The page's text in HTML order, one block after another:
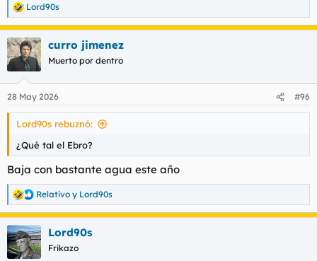
R
e
a
c
c
e
s
Lord90s
curro jimenez
Muerto por dentro
28 May 2026 #96
Lord90s rebuznó:
¿Qué tal el Ebro?
Baja con bastante agua este año
R
e
a
c
c
i
Relativo y Lord90s
Lord90s
Frikazo